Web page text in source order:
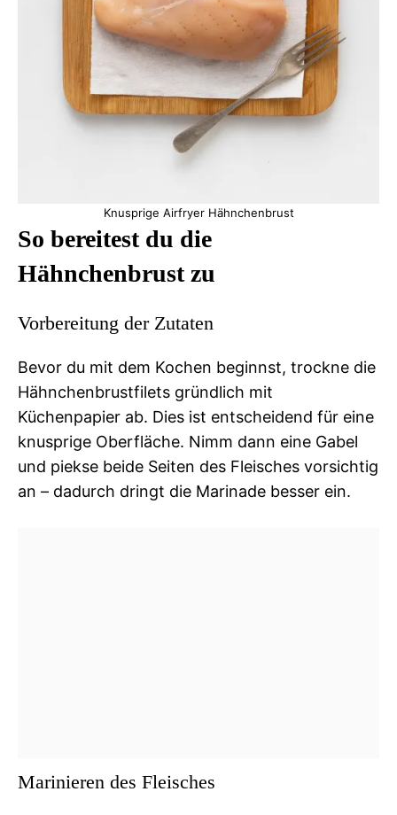
Knusprige Airfryer Hähnchenbrust
So bereitest du die
Hähnchenbrust zu
Vorbereitung der Zutaten
Bevor du mit dem Kochen beginnst, trockne die
Hähnchenbrustfilets gründlich mit
Küchenpapier ab. Dies ist entscheidend für eine
knusprige Oberfläche. Nimm dann eine Gabel
und piekse beide Seiten des Fleisches vorsichtig
an – dadurch dringt die Marinade besser ein.
Marinieren des Fleisches